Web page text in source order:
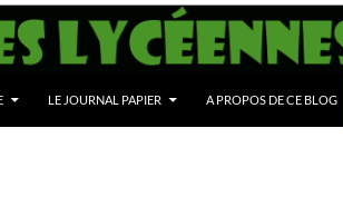
LE JOURNAL PAPIER A PROPOS DE CE BLOG